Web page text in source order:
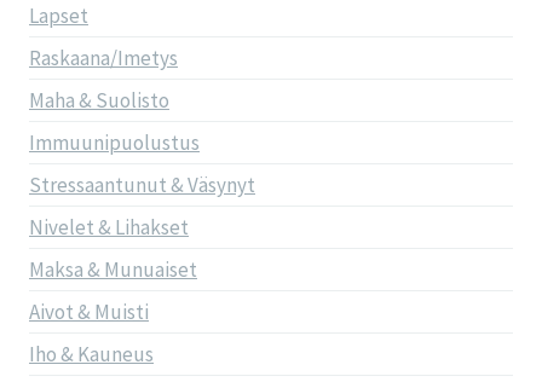
Lapset
Raskaana/Imetys
Maha & Suolisto
Immuunipuolustus
Stressaantunut & Väsynyt
Nivelet & Lihakset
Maksa & Munuaiset
Aivot & Muisti
Iho & Kauneus